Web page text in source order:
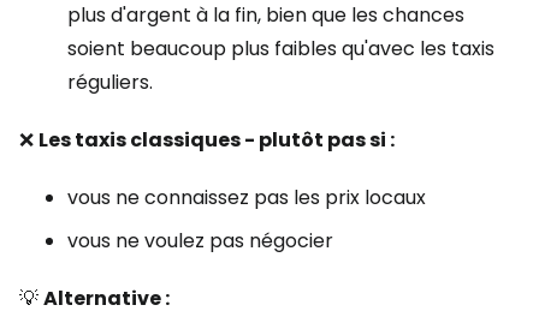
plus d'argent à la fin, bien que les chances
soient beaucoup plus faibles qu'avec les taxis
réguliers.
❌ Les taxis classiques - plutôt pas si :
vous ne connaissez pas les prix locaux
vous ne voulez pas négocier
💡Alternative :